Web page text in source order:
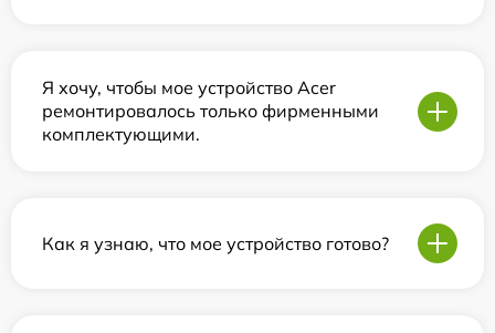
Я хочу, чтобы мое устройство Acer
ремонтировалось только фирменными
комплектующими.
Как я узнаю, что мое устройство готово?